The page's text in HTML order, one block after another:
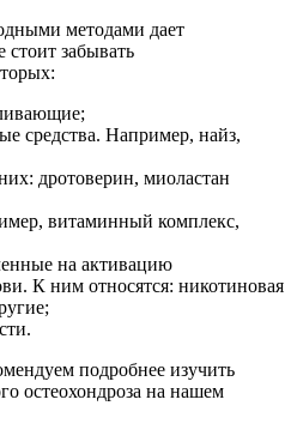
методами дает
забывать
средства. Например, найз,
дротоверин, миоластан
витаминный комплекс,
на активацию
К ним относятся: никотиновая
подробнее изучить
остеохондроза на нашем